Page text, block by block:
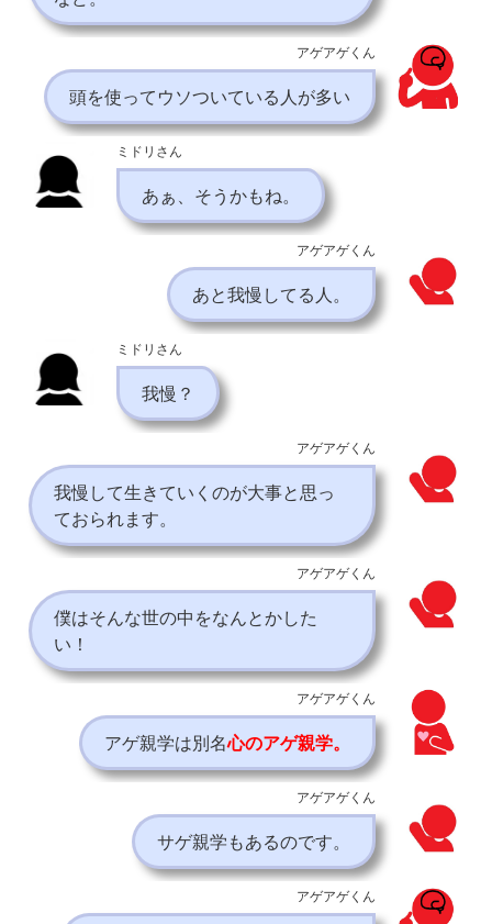
アゲアゲくん
頭を使ってウソついている人が多い
ミドリさん
あぁ、そうかもね。
アゲアゲくん
あと我慢してる人。
ミドリさん
我慢？
アゲアゲくん
我慢して生きていくのが大事と思っ
ておられます。
アゲアゲくん
僕はそんな世の中をなんとかした
い！
アゲアゲくん
アゲ親学は別名心のアゲ親学。
アゲアゲくん
サゲ親学もあるのです。
アゲアゲくん